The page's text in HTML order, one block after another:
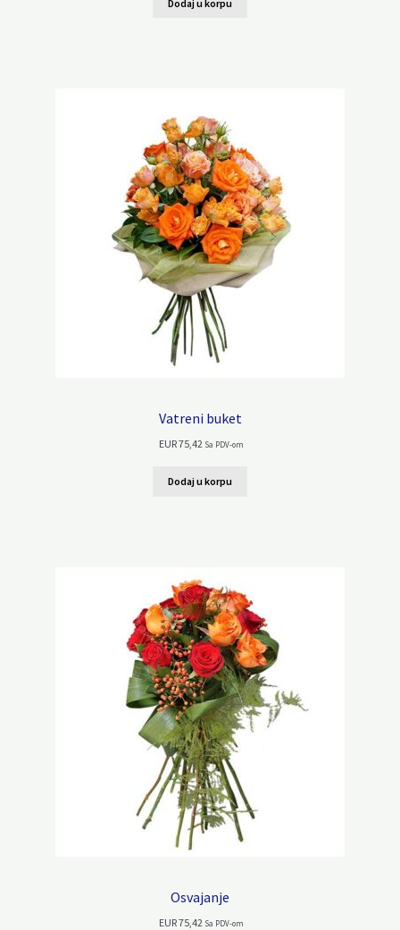
Dodaj u korpu
Vatreni buket
EUR75,42 Sa PDV-om
Dodaj u korpu
Osvajanje
EUR75,42 Sa PDV-om